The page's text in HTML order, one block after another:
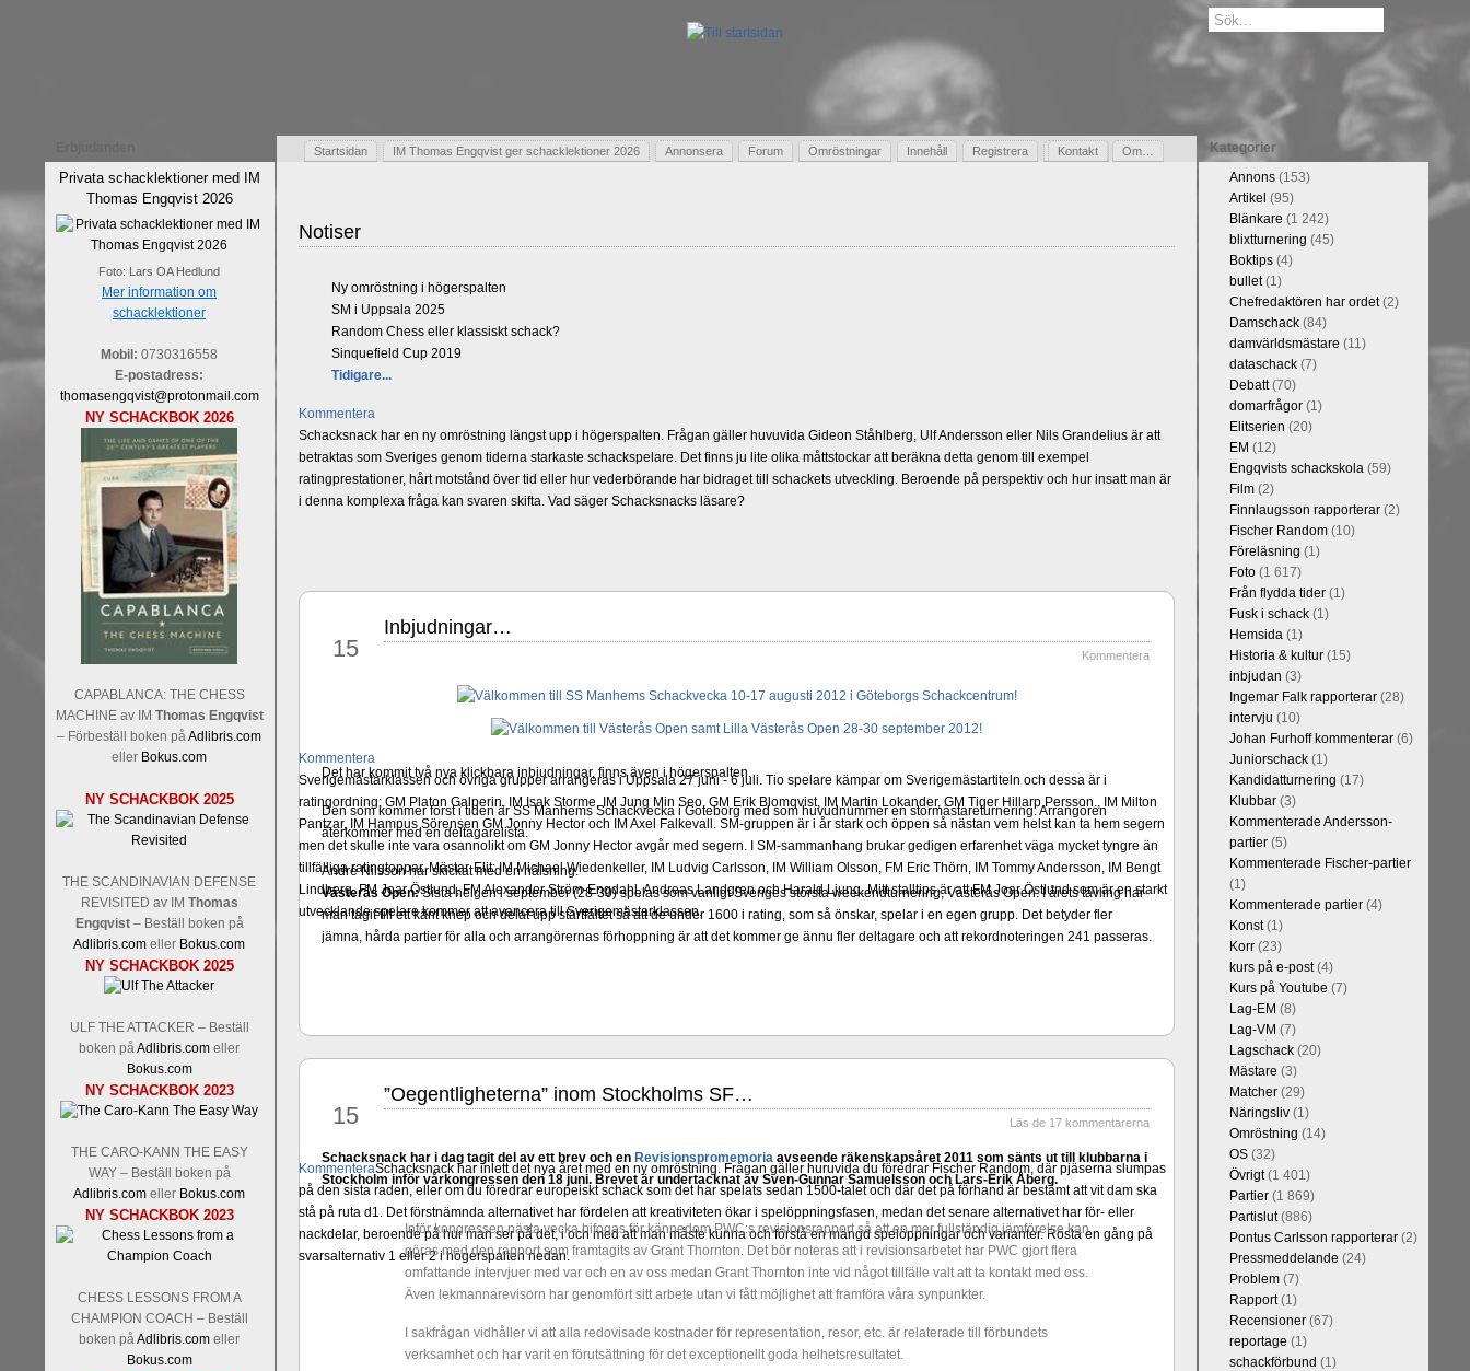
Privata schacklektioner med IM
Thomas Engqvist 2026
Foto: Lars OA Hedlund
Mer information om
schacklektioner
Mobil: 0730316558
E-postadress:
thomasengqvist@protonmail.com
NY SCHACKBOK 2026
CAPABLANCA: THE CHESS
MACHINE av IM Thomas Engqvist
– Förbeställ boken påAdlibris.com
eller Bokus.com
NY SCHACKBOK 2025
THE SCANDINAVIAN DEFENSE
REVISITED av IM Thomas
Engqvist– Beställ boken på
Adlibris.com eller Bokus.com
NY SCHACKBOK 2025
ULF THE ATTACKER – Beställ
boken påAdlibris.com eller
Bokus.com
NY SCHACKBOK 2023
THE CARO-KANN THE EASY
WAY – Beställ boken på
Adlibris.com eller Bokus.com
NY SCHACKBOK 2023
CHESS LESSONS FROM A
CHAMPION COACH – Beställ
boken påAdlibris.com eller
Bokus.com
Startsidan IM Thomas Engqvist ger schacklektioner 2026 Annonsera Forum Omröstningar Innehåll Registrera Kontakt Om…
Gästbok
Notiser
Ny omröstning i högerspalten
SM i Uppsala 2025
Random Chess eller klassiskt schack?
Sinquefield Cup 2019
Tidigare...
Kommentera
Schacksnack har en ny omröstning längst upp i högerspalten. Frågan gäller huvuvida Gideon Ståhlberg, Ulf Andersson eller Nils Grandelius är att
betraktas som Sveriges genom tiderna starkaste schackspelare. Det finns ju lite olika måttstockar att beräkna detta genom till exempel
ratingprestationer, hårt motstånd över tid eller hur vederbörande har bidraget till schackets utveckling. Beroende på perspektiv och hur insatt man är
i denna komplexa fråga kan svaren skifta. Vad säger Schacksnacks läsare?
Kommentera
Sverigemästarklassen och övriga grupper arrangeras i Uppsala 27 juni - 6 juli. Tio spelare kämpar om Sverigemästartiteln och dessa är i
ratingordning: GM Platon Galperin, IM Isak Storme, IM Jung Min Seo, GM Erik Blomqvist, IM Martin Lokander, GM Tiger Hillarp Persson., IM Milton
Pantzar, IM Hampus Sörensen GM Jonny Hector och IM Axel Falkevall. SM-gruppen är i år stark och öppen så nästan vem helst kan ta hem segern
men det skulle inte vara osannolikt om GM Jonny Hector avgår med segern. I SM-sammanhang brukar gedigen erfarenhet väga mycket tyngre än
tillfälliga ratingtoppar. Mästar-Elit: IM Michael Wiedenkeller, IM Ludvig Carlsson, IM William Olsson, FM Eric Thörn, IM Tommy Andersson, IM Bengt
Lindberg, FM Joar Östlund, FM Alexander Ström-Engdahl, Andreas Landgren och Harald Ljung. Mitt stalltips är att FM Joar Östlund som är en starkt
utvecklande spelare kommer att avancera till Sverigemästarklassen.
KommenteraSchacksnack har inlett det nya året med en ny omröstning. Frågan gäller huruvida du föredrar Fischer Random, där pjäserna slumpas
på den sista raden, eller om du föredrar europeiskt schack som det har spelats sedan 1500-talet och där det på förhand är bestämt att vit dam ska
stå på ruta d1. Det förstnämnda alternativet har fördelen att kreativiteten ökar i spelöppningsfasen, medan det senare alternativet har för- eller
nackdelar, beroende på hur man ser på det, i och med att man måste kunna och förstå en mängd spelöppningar och varianter. Rösta en gång på
svarsalternativ 1 eller 2 i högerspalten nedan.
15
Inbjudningar…
Kommentera
Det har kommit två nya klickbara inbjudningar, finns även i högerspalten.
Den som kommer först i tiden är SS Manhems Schackvecka i Göteborg med som huvudnummer en stormästareturnering. Arrangören
återkommer med en deltagarelista.
André Nilsson har skickat med en hälsning.
Västerås Open:Sista helgen i september (28-30) spelas som vanligt Sveriges största weekendturnering, Västerås Open. I årets tävling har
man tagit till ett känt knep och delat upp startfältet så att de under 1600 i rating, som så önskar, spelar i en egen grupp. Det betyder fler
jämna, hårda partier för alla och arrangörernas förhoppning är att det kommer ge ännu fler deltagare och att rekordnoteringen 241 passeras.
15
”Oegentligheterna” inom Stockholms SF…
Läs de 17 kommentarerna
Schacksnack har i dag tagit del av ett brev och en Revisionspromemoriaavseende räkenskapsåret 2011 som sänts ut till klubbarna i
Stockholm inför vårkongressen den 18 juni. Brevet är undertacknat av Sven-Gunnar Samuelsson och Lars-Erik Åberg.
Inför kongressen nästa vecka bifogas för kännedom PWC:s revisionsrapport så att en mer fullständig jämförelse kan
göras med den rapport som framtagits av Grant Thornton. Det bör noteras att i revisionsarbetet har PWC gjort flera
omfattande intervjuer med var och en av oss medan Grant Thornton inte vid något tillfälle valt att ta kontakt med oss.
Även lekmannarevisorn har genomfört sitt arbete utan vi fått möjlighet att framföra våra synpunkter.
I sakfrågan vidhåller vi att alla redovisade kostnader för representation, resor, etc. är relaterade till förbundets
verksamhet och har varit en förutsättning för det exceptionellt goda helhetsresultatet.
Kategorier
Annons(153)
Artikel (95)
Blänkare (1 242)
blixtturnering (45)
Boktips(4)
bullet(1)
Chefredaktören har ordet(2)
Damschack(84)
damvärldsmästare (11)
dataschack(7)
Debatt(70)
domarfrågor(1)
Elitserien (20)
EM (12)
Engqvists schackskola(59)
Film(2)
Finnlaugsson rapporterar(2)
Fischer Random(10)
Föreläsning (1)
Foto(1 617)
Från flydda tider(1)
Fusk i schack(1)
Hemsida(1)
Historia & kultur(15)
inbjudan (3)
Ingemar Falk rapporterar(28)
intervju (10)
Johan Furhoff kommenterar(6)
Juniorschack(1)
Kandidatturnering (17)
Klubbar(3)
Kommenterade Andersson-
partier(5)
Kommenterade Fischer-partier
(1)
Kommenterade partier(4)
Konst(1)
Korr(23)
kurs på e-post(4)
Kurs på Youtube (7)
Lag-EM (8)
Lag-VM (7)
Lagschack(20)
Mästare (3)
Matcher(29)
Näringsliv(1)
Omröstning (14)
OS(32)
Övrigt(1 401)
Partier(1 869)
Partislut(886)
Pontus Carlsson rapporterar(2)
Pressmeddelande (24)
Problem(7)
Rapport(1)
Recensioner(67)
reportage (1)
schackförbund (1)